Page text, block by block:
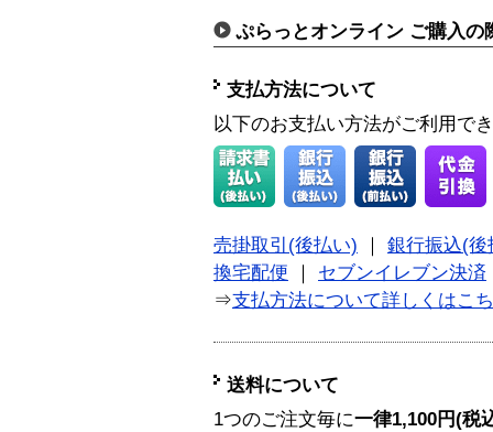
ぷらっとオンライン ご購入の
支払方法について
以下のお支払い方法がご利用で
売掛取引(後払い)
銀行振込(後
換宅配便
セブンイレブン決済
⇒支払方法について詳しくはこ
送料について
1つのご注文毎に一律1,100円(税